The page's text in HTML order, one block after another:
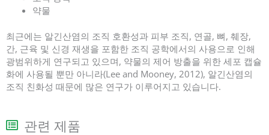
약물
최근에는 알긴산염의 조직 호환성과 피부 조직, 연골, 뼈, 췌장,
간, 근육 및 신경 재생을 포함한 조직 공학에서의 사용으로 인해
광범위하게 연구되고 있으며, 약물의 제어 방출을 위한 세포 캡슐
화에 사용될 뿐만 아니라(Lee and Mooney, 2012), 알긴산염의
조직 친화성 때문에 많은 연구가 이루어지고 있습니다.
관련 제품